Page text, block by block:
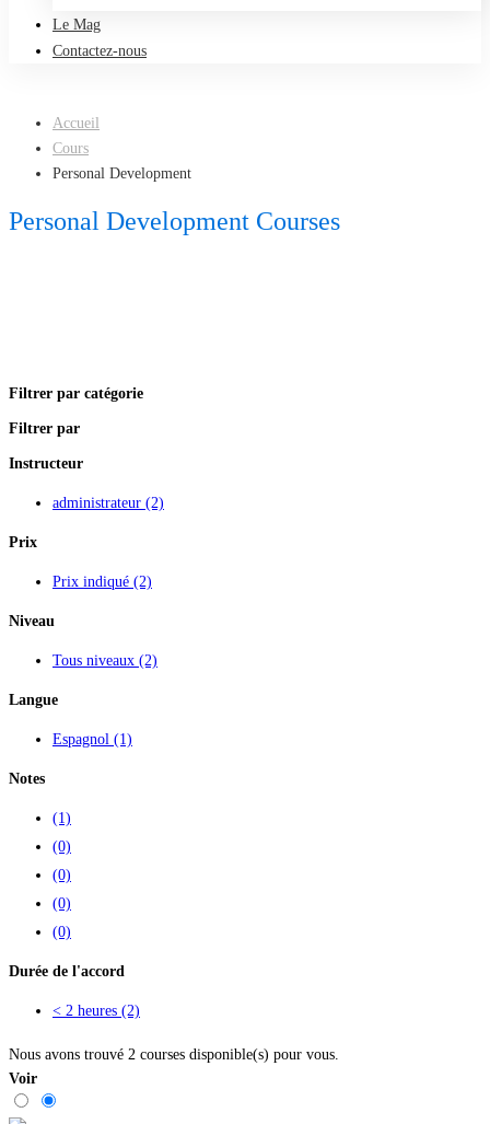
Le Mag
Contactez-nous
Accueil
Cours
Personal Development
Personal Development Courses
Filtrer par catégorie
Filtrer par
Instructeur
administrateur (2)
Prix
Prix indiqué (2)
Niveau
Tous niveaux (2)
Langue
Espagnol (1)
Notes
(1)
(0)
(0)
(0)
(0)
Durée de l'accord
< 2 heures (2)
Nous avons trouvé 2 courses disponible(s) pour vous.
Voir